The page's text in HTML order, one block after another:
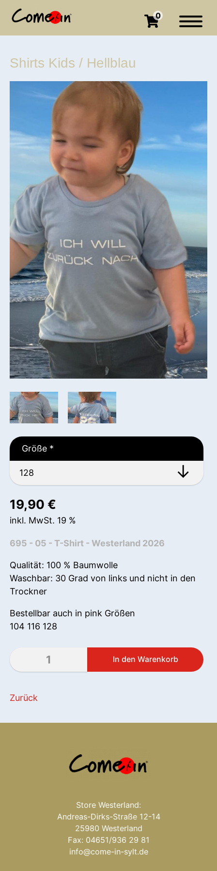
0
Shirts Kids / Hellblau
Größe *
19,90 €
inkl. MwSt. 19 %
695 - 05 - T-Shirt - Westerland 2026
Qualität: 100 % Baumwolle
Waschbar: 30 Grad von links und nicht in den
Trockner
Bestellbar auch in pink Größen
104 116 128
Zurück
Store Westerland:
Andreas-Dirks-Straße 12-14
25980 Westerland
Fax: 04651/936 29 81
info@come-in-sylt.de